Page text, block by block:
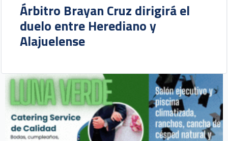
Árbitro Brayan Cruz dirigirá el
duelo entre Herediano y
Alajuelense